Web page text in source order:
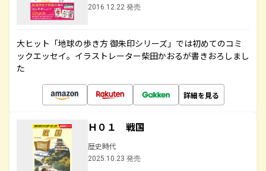
2016.12.22 発売
大ヒット「地球の歩き方 御朱印シリーズ」では初めてのコミ
ックエッセイ。イラストレーター柴田かおるが書きおろしまし
た
詳細を見る
Ｈ０１ 戦国
歴史時代
2025.10.23 発売